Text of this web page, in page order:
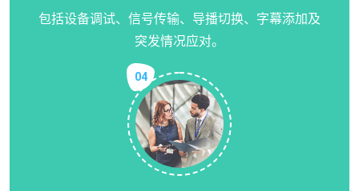
包括设备调试、信号传输、导播切换、字幕添加及
突发情况应对。
04